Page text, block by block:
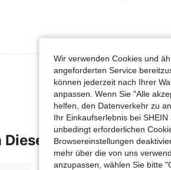
Mehr Bewertungen Ansehen
Diese Artikel Auch
Wir verwenden Cookies und
angeforderten Service
können jederzeit nach Ihrer
anpassen. Wenn Sie "Alle
helfen, den Datenverkehr zu
Ihr Einkaufserlebnis bei
unbedingt erforderlichen
Browsereinstellungen
mehr über die von uns
anzupassen, wählen Sie bitte